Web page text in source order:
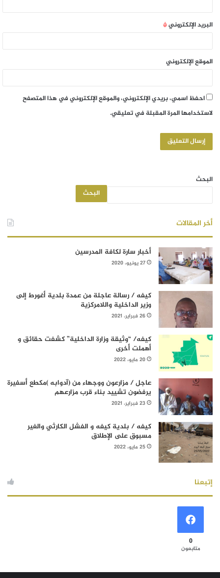
البريد الإلكتروني*
الموقع الإلكتروني
احفظ اسمي، بريدي الإلكتروني، والموقع الإلكتروني في هذا المتصفح
لاستخدامها المرة المقبلة في تعليقي.
البحث
البحث
أخر المقالات
أخبار سارة لكافة المدرسين
27 يونيو، 2020
كيفه / رسالة عاجلة من عمدة بلدية أغورط إلى
وزير الداخلية واللامركزية
26 فبراير، 2021
كيفه/ “وثيقة وزارة الداخلية” كشفت حقائق و
أهملت أخرى
20 مايو، 2022
عاجل / مزارعون ووجهاء من (آدوابه )مكطع أسفيرة
يرفضون تشييد بناء قرب مزارعهم
23 فبراير، 2021
كيفه / بلدية كيفه و الفشل الكارثي والغير
مسبوق على الإطلاق
25 مايو، 2022
إتبعنا
0
متابعون